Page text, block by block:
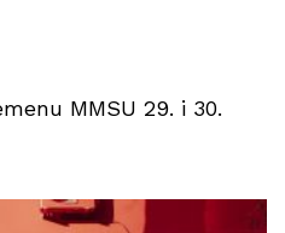
MMSU 29. i 30.